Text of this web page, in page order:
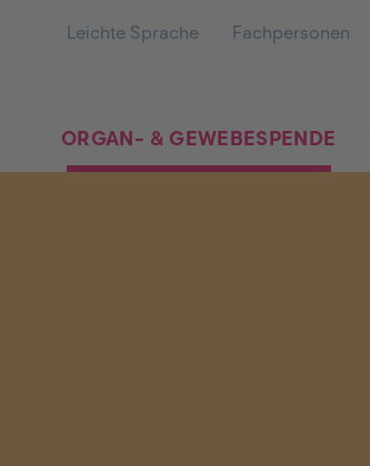
Leichte Sprache Fachpersonen
ORGAN- & GEWEBESPENDE